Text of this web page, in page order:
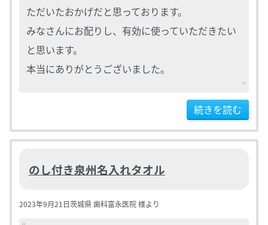
ただいたおかげだと思っております。
みなさんにお配りし、有効に使っていただきたい
と思います。
本当にありがとうございました。
続きを読む
のし付き泉州名入れタオル
2023年9月21日茨城県 歯科富永医院 様より